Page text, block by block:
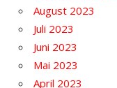
August 2023
Juli 2023
Juni 2023
Mai 2023
April 2023